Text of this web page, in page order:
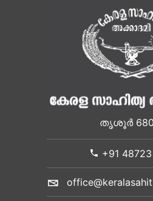
തൃശൂർ
+91